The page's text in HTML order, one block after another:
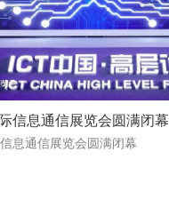
信息通信展览会圆满闭幕
息通信展览会圆满闭幕